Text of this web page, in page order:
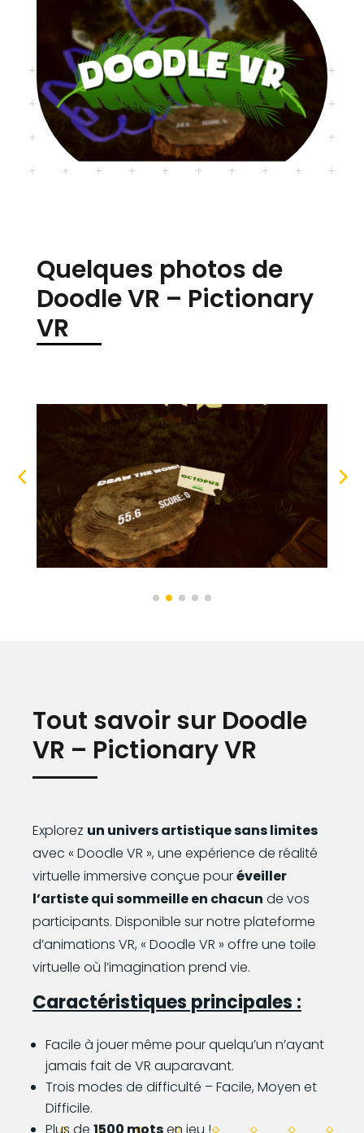
Quelques photos de
Doodle VR – Pictionary
VR
Tout savoir sur Doodle
VR – Pictionary VR
Explorez un univers artistique sans limites
avec « Doodle VR », une expérience de réalité
virtuelle immersive conçue pouréveiller
l’artiste qui sommeille en chacun de vos
participants. Disponible sur notre plateforme
d’animations VR, « Doodle VR » offre une toile
virtuelle où l’imagination prend vie.
Caractéristiques principales :
Facile à jouer même pour quelqu’un n’ayant
jamais fait de VR auparavant.
Trois modes de difficulté – Facile, Moyen et
Difficile.